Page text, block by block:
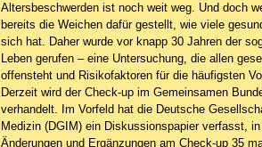
Altersbeschwerden ist noch weit weg. Und doch
bereits die Weichen dafür gestellt, wie viele
sich hat. Daher wurde vor knapp 30 Jahren der
Leben gerufen – eine Untersuchung, die allen
offensteht und Risikofaktoren für die häufigsten
Derzeit wird der Check-up im Gemeinsamen
verhandelt. Im Vorfeld hat die Deutsche
Medizin (DGIM) ein Diskussionspapier verfasst,
Änderungen und Ergänzungen am Check-up 35